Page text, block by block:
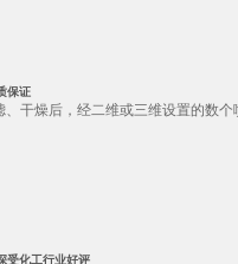
保证
干燥后，经二维或三维设置的数
受化工行业好评